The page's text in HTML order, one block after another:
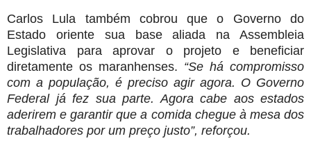
Carlos Lula também cobrou que o Governo do
Estado oriente sua base aliada na Assembleia
Legislativa para aprovar o projeto e beneficiar
diretamente os maranhenses. “Se há compromisso
com a população, é preciso agir agora. O Governo
Federal já fez sua parte. Agora cabe aos estados
aderirem e garantir que a comida chegue à mesa dos
trabalhadores por um preço justo”, reforçou.